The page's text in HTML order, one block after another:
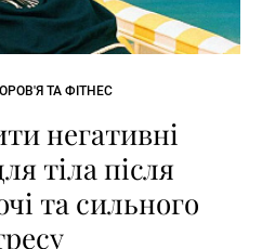
ТА ФІТНЕС
негативні
тіла після
та сильного